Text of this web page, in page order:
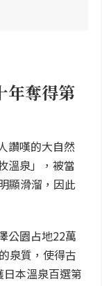
奪得第
讚嘆的大自然
溫泉」，被當
顯滑溜，因此
公園占地22萬
泉質，使得古
本溫泉百選第